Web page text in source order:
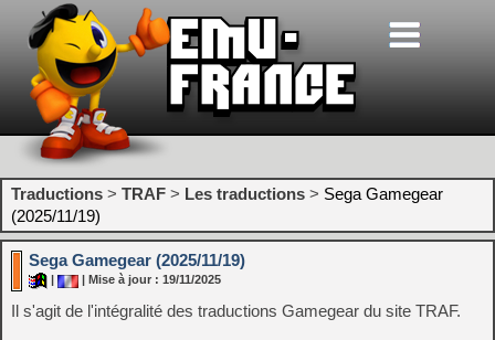
Traductions > TRAF > Les traductions > Sega Gamegear
(2025/11/19)
Sega Gamegear (2025/11/19)
| Mise à jour : 19/11/2025
Il s'agit de l'intégralité des traductions Gamegear du site TRAF.